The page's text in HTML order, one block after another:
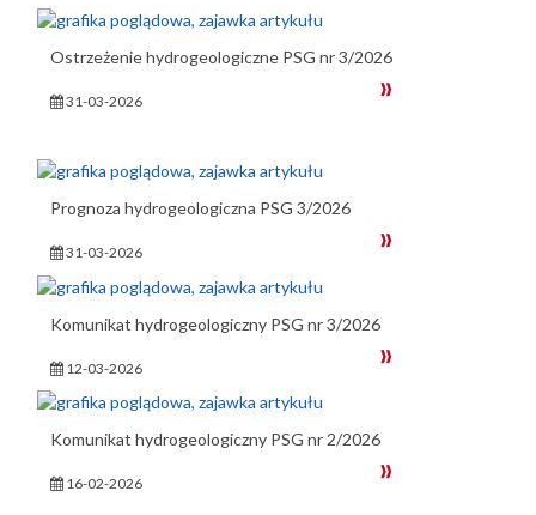
Ostrzeżenie hydrogeologiczne PSG nr 3/2026
31-03-2026
Prognoza hydrogeologiczna PSG 3/2026
31-03-2026
Komunikat hydrogeologiczny PSG nr 3/2026
12-03-2026
Komunikat hydrogeologiczny PSG nr 2/2026
16-02-2026